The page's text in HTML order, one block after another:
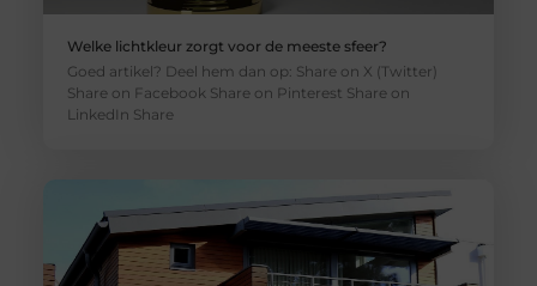
Welke lichtkleur zorgt voor de meeste sfeer?
Goed artikel? Deel hem dan op: Share on X (Twitter)
Share on Facebook Share on Pinterest Share on
LinkedIn Share